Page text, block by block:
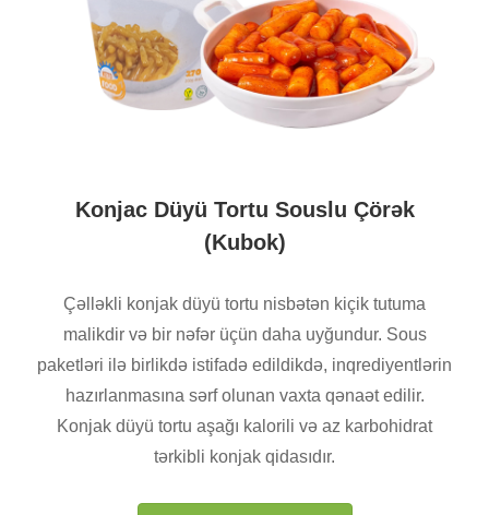
Konjac Düyü Tortu Souslu Çörək
(Kubok)
Çəlləkli konjak düyü tortu nisbətən kiçik tutuma
malikdir və bir nəfər üçün daha uyğundur. Sous
paketləri ilə birlikdə istifadə edildikdə, inqrediyentlərin
hazırlanmasına sərf olunan vaxta qənaət edilir.
Konjak düyü tortu aşağı kalorili və az karbohidrat
tərkibli konjak qidasıdır.